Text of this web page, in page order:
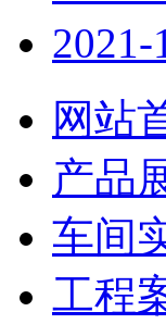
2021-
网站
产品
车间
工程